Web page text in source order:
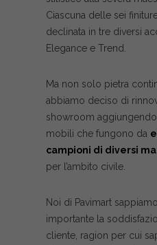
Ciascuna delle sei
declinata in tre diversi
Elegance e Trend.
Ma non solo pietra
abbiamo deciso di
showroom
mobili che fungono da
campioni di diversi
per l’ambito civile.
Noi di Pavimart
importante la
cliente, ragion per cui